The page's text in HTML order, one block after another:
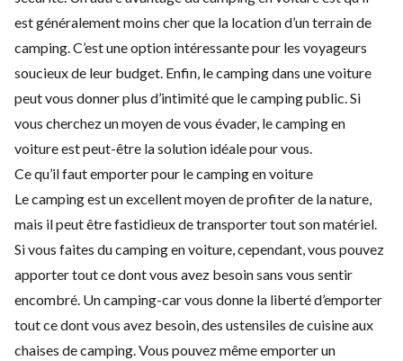
est généralement moins cher que la location d’un terrain de
camping. C’est une option intéressante pour les voyageurs
soucieux de leur budget. Enfin, le camping dans une voiture
peut vous donner plus d’intimité que le camping public. Si
vous cherchez un moyen de vous évader, le camping en
voiture est peut-être la solution idéale pour vous.
Ce qu’il faut emporter pour le camping en voiture
Le camping est un excellent moyen de profiter de la nature,
mais il peut être fastidieux de transporter tout son matériel.
Si vous faites du camping en voiture, cependant, vous pouvez
apporter tout ce dont vous avez besoin sans vous sentir
encombré. Un camping-car vous donne la liberté d’emporter
tout ce dont vous avez besoin, des ustensiles de cuisine aux
chaises de camping. Vous pouvez même emporter un